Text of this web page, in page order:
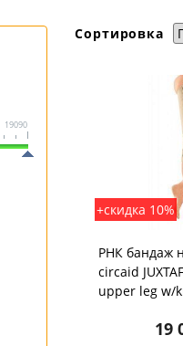
19090
Сортировка
+скидка 10%
РНК бандаж
circaid
upper leg w/
19